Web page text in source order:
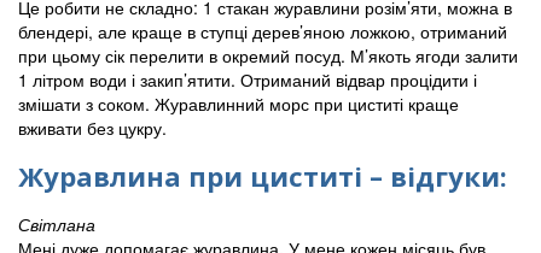
Це робити не складно: 1 стакан журавлини розім’яти, можна в
блендері, але краще в ступці дерев’яною ложкою, отриманий
при цьому сік перелити в окремий посуд. М’якоть ягоди залити
1 літром води і закип’ятити. Отриманий відвар процідити і
змішати з соком. Журавлинний морс при циститі краще
вживати без цукру.
Журавлина при циститі – відгуки:
Світлана
Мені дуже допомагає журавлина. У мене кожен місяць був